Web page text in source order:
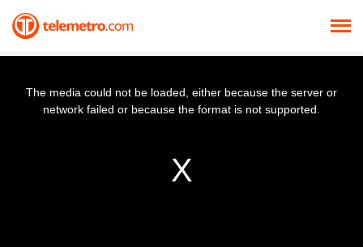
The media could not be loaded, either because the server or
network failed or because the format is not supported.